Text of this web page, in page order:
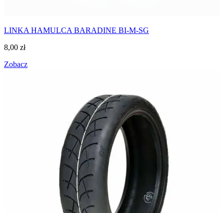
LINKA HAMULCA BARADINE BI-M-SG
8,00 zł
Zobacz